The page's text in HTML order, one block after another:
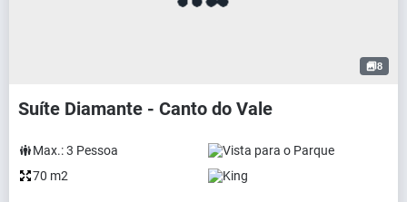
8
Suíte Diamante - Canto do Vale
Max.:3 Pessoa
Vista para o Parque
70 m2
King